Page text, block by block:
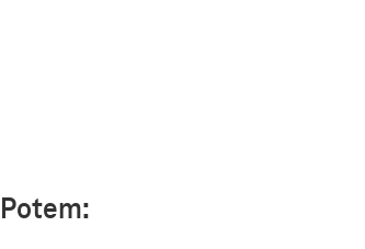
Potem: